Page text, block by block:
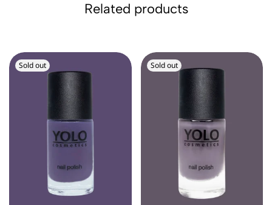
Related products
Sold out
Sold out